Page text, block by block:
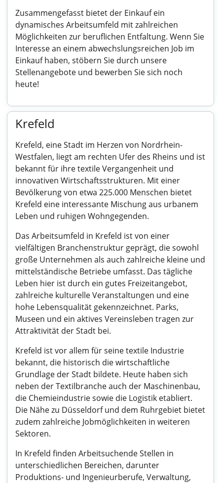
Zusammengefasst bietet der Einkauf ein
dynamisches Arbeitsumfeld mit zahlreichen
Möglichkeiten zur beruflichen Entfaltung. Wenn Sie
Interesse an einem abwechslungsreichen Job im
Einkauf haben, stöbern Sie durch unsere
Stellenangebote und bewerben Sie sich noch
heute!
Krefeld
Krefeld, eine Stadt im Herzen von Nordrhein-
Westfalen, liegt am rechten Ufer des Rheins und ist
bekannt für ihre textile Vergangenheit und
innovativen Wirtschaftsstrukturen. Mit einer
Bevölkerung von etwa 225.000 Menschen bietet
Krefeld eine interessante Mischung aus urbanem
Leben und ruhigen Wohngegenden.
Das Arbeitsumfeld in Krefeld ist von einer
vielfältigen Branchenstruktur geprägt, die sowohl
große Unternehmen als auch zahlreiche kleine und
mittelständische Betriebe umfasst. Das tägliche
Leben hier ist durch ein gutes Freizeitangebot,
zahlreiche kulturelle Veranstaltungen und eine
hohe Lebensqualität gekennzeichnet. Parks,
Museen und ein aktives Vereinsleben tragen zur
Attraktivität der Stadt bei.
Krefeld ist vor allem für seine textile Industrie
bekannt, die historisch die wirtschaftliche
Grundlage der Stadt bildete. Heute haben sich
neben der Textilbranche auch der Maschinenbau,
die Chemieindustrie sowie die Logistik etabliert.
Die Nähe zu Düsseldorf und dem Ruhrgebiet bietet
zudem zahlreiche Jobmöglichkeiten in weiteren
Sektoren.
In Krefeld finden Arbeitsuchende Stellen in
unterschiedlichen Bereichen, darunter
Produktions- und Ingenieurberufe, Verwaltung,